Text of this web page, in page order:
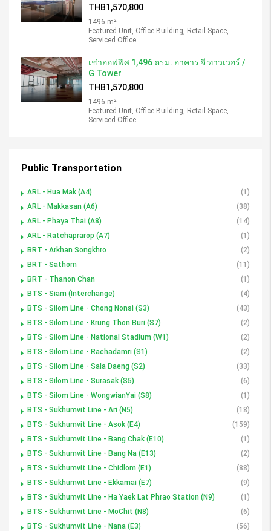
THB1,570,800
1496 m²
Featured Unit, Office Building, Retail Space,
Serviced Office
เช่าออฟฟิศ 1,496 ตรม. อาคาร จี ทาวเวอร์ /
G Tower
THB1,570,800
1496 m²
Featured Unit, Office Building, Retail Space,
Serviced Office
Public Transportation
ARL - Hua Mak (A4)
(1)
ARL - Makkasan (A6)
(38)
ARL - Phaya Thai (A8)
(14)
ARL - Ratchaprarop (A7)
(1)
BRT - Arkhan Songkhro
(2)
BRT - Sathorn
(11)
BRT - Thanon Chan
(1)
BTS - Siam (Interchange)
(4)
BTS - Silom Line - Chong Nonsi (S3)
(43)
BTS - Silom Line - Krung Thon Buri (S7)
(2)
BTS - Silom Line - National Stadium (W1)
(2)
BTS - Silom Line - Rachadamri (S1)
(2)
BTS - Silom Line - Sala Daeng (S2)
(33)
BTS - Silom Line - Surasak (S5)
(6)
BTS - Silom Line - WongwianYai (S8)
(1)
BTS - Sukhumvit Line - Ari (N5)
(18)
BTS - Sukhumvit Line - Asok (E4)
(159)
BTS - Sukhumvit Line - Bang Chak (E10)
(1)
BTS - Sukhumvit Line - Bang Na (E13)
(2)
BTS - Sukhumvit Line - Chidlom (E1)
(88)
BTS - Sukhumvit Line - Ekkamai (E7)
(9)
BTS - Sukhumvit Line - Ha Yaek Lat Phrao Station (N9)
(1)
BTS - Sukhumvit Line - MoChit (N8)
(6)
BTS - Sukhumvit Line - Nana (E3)
(56)